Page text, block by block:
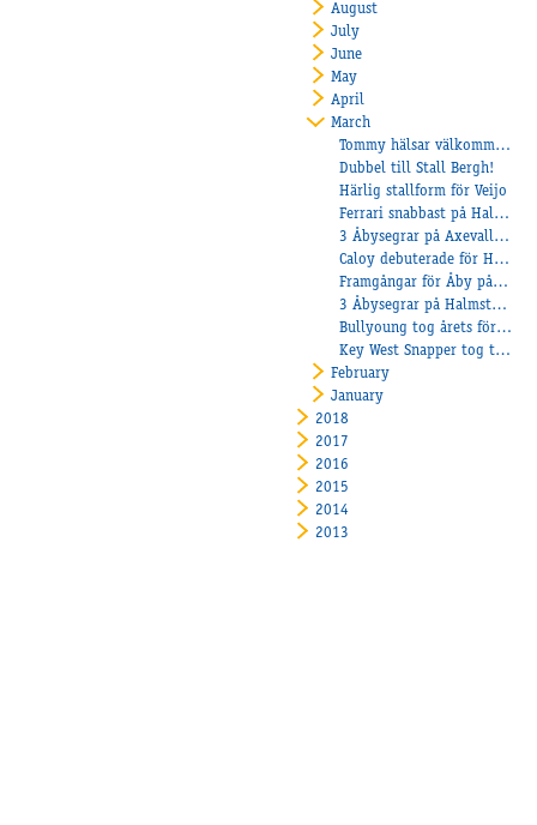
August
July
June
May
April
March
Tommy hälsar välkommen till Dunevad
Dubbel till Stall Bergh!
Härlig stallform för Veijo
Ferrari snabbast på Halmstad!
3 Åbysegrar på Axevalla under söndagen!
Caloy debuterade för Heiskanen
Framgångar för Åby på Ponnytravgalan!
3 Åbysegrar på Halmstadtravet
Bullyoung tog årets första seger!
Key West Snapper tog tredje raka segern!
February
January
2018
2017
2016
2015
2014
2013